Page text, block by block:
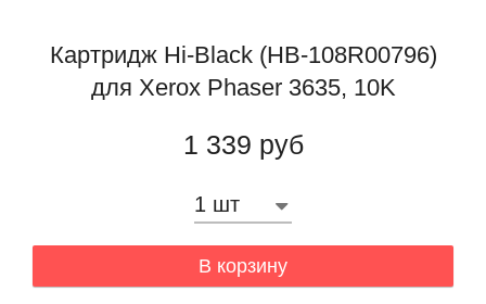
Картридж Hi-Black (HB-108R00796)
для Xerox Phaser 3635, 10K
1 339 руб
В корзину